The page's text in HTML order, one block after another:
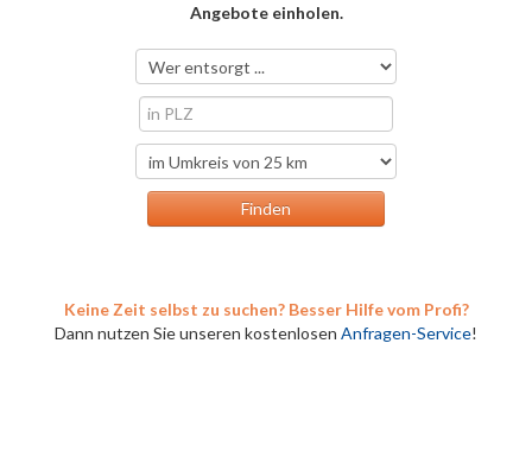
Angebote einholen.
Keine Zeit selbst zu suchen? Besser Hilfe vom Profi?
Dann nutzen Sie unseren kostenlosen Anfragen-Service!